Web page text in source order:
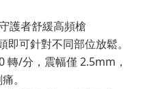
護者舒緩高頻槍
可針對不同部位放鬆。
轉/分，震幅僅 2.5mm，
。